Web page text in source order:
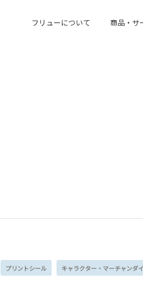
フリューについて 商品・サ
プリントシール キャラクター・マーチャンダ